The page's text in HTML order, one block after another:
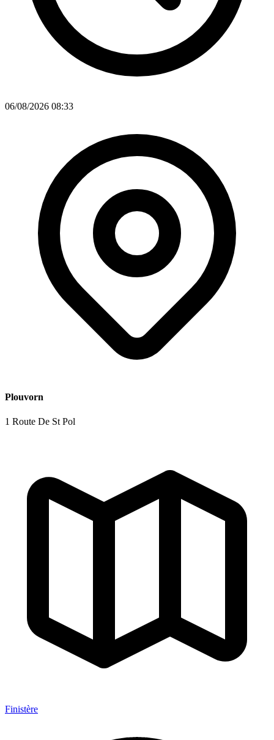
06/08/2026 08:33
Plouvorn
1 Route De St Pol
Finistère